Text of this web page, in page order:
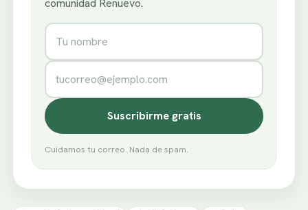
comunidad Renuevo.
Nombre
Correo electrónico
Suscribirme gratis
Cuidamos tu correo. Nada de spam.